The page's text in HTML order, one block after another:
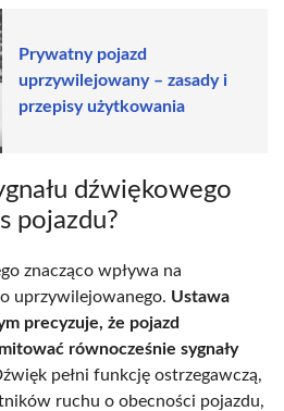
Prywatny pojazd
uprzywilejowany – zasady i
przepisy użytkowania
dźwiękowego
pojazdu?
znacząco wpływa na
uprzywilejowanego. Ustawa
precyzuje, że pojazd
równocześnie sygnały
pełni funkcję ostrzegawczą,
ruchu o obecności pojazdu,